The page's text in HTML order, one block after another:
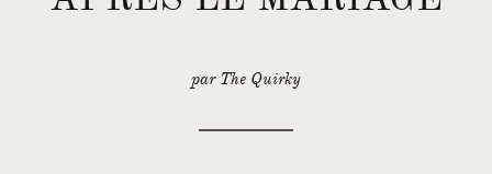
par The Quirky